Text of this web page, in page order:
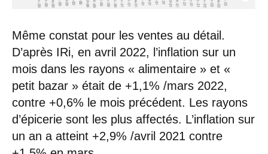
Même constat pour les ventes au détail.
D’après IRi, en avril 2022, l’inflation sur un
mois dans les rayons « alimentaire » et «
petit bazar » était de +1,1% /mars 2022,
contre +0,6% le mois précédent. Les rayons
d’épicerie sont les plus affectés. L’inflation sur
un an a atteint +2,9% /avril 2021 contre